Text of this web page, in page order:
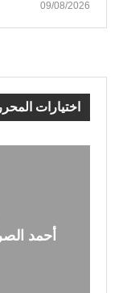
09/08/2026
اختيارات
أحمد